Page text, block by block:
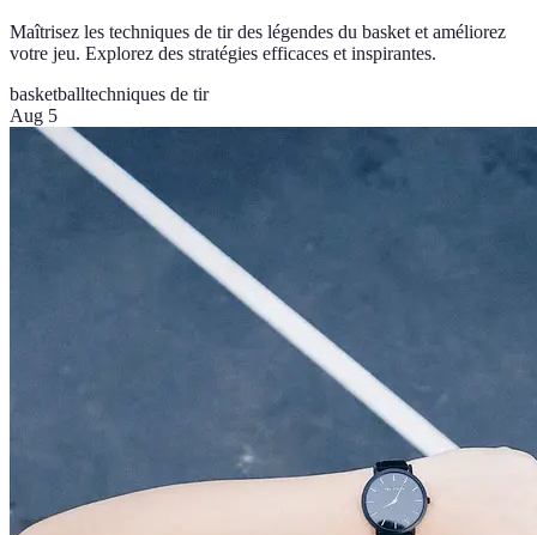
Maîtrisez les techniques de tir des légendes du basket et améliorez
votre jeu. Explorez des stratégies efficaces et inspirantes.
basketballtechniques de tir
Aug 5